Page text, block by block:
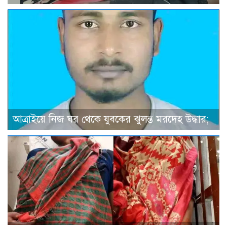
আত্রাইয়ে নিজ ঘর থেকে যুবকের ঝুলন্ত মরদেহ উদ্ধার;